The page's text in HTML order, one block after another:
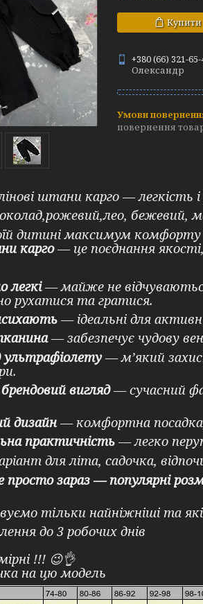
Купити
+380 (66) 321-65-
Олександр
повернення
штани карго —
бежевий,
дитині максимум комфорту
карго— це поєднання
легкі— майже не
рухатися та гратися.
— ідеальні для
— забезпечує чудову
ультрафіолету— м’який
вигляд— сучасний
дизайн — комфортна посадка,
практичність — легко
для літа, садочка,
зараз — популярні
тільки найніжніші та
до 3 робочих днів
!!! 😉👌
на цю модель